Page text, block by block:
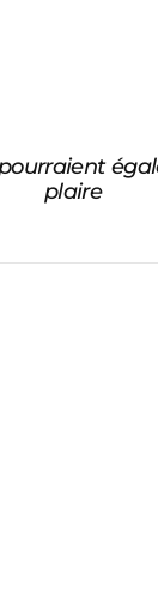
plaire